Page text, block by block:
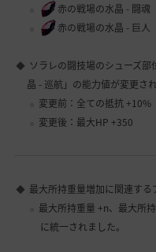
赤の戦場の水晶 - 闘魂
赤の戦場の水晶 - 巨人
ソラレの闘技場のシューズ部
晶 - 巡航」の能力値が変更され
変更前：全ての抵抗 +10%
変更後：最大HP +350
最大所持重量増加に関連する
最大所持重量 +n、最大所
に統一されました。